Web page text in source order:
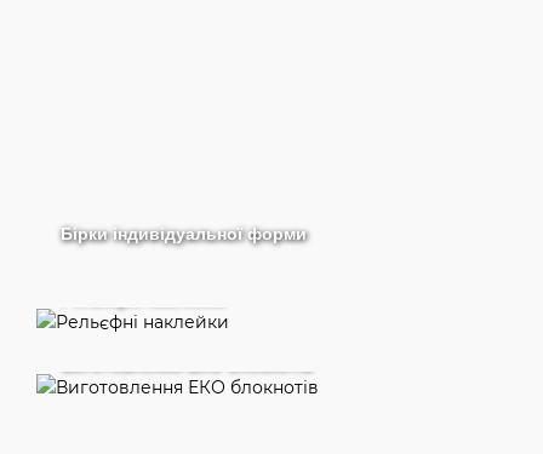
Бірки індивідуальної форми